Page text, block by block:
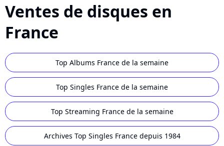
Ventes de disques en
France
Top Albums France de la semaine
Top Singles France de la semaine
Top Streaming France de la semaine
Archives Top Singles France depuis 1984